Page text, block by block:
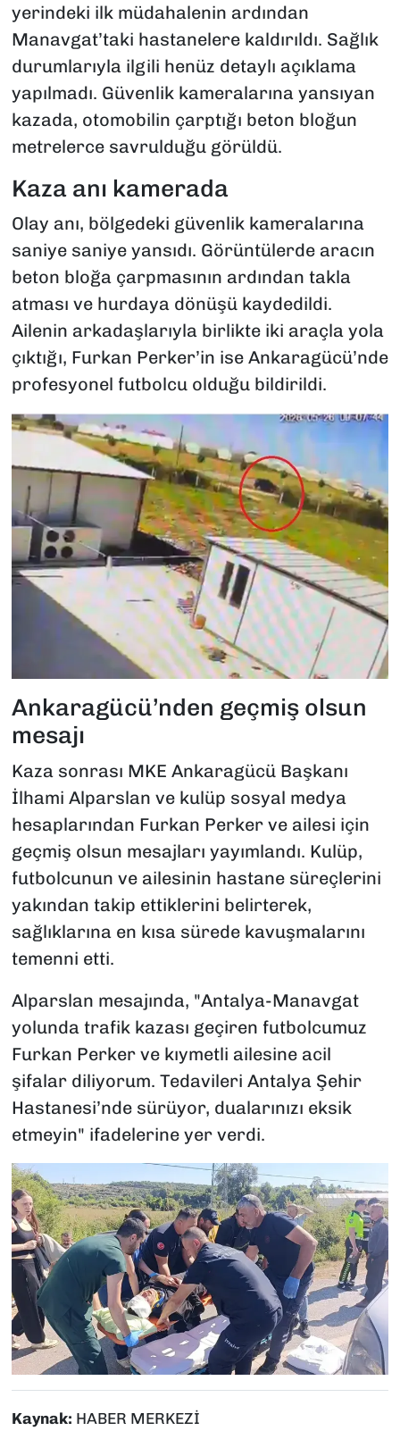
yerindeki ilk müdahalenin ardından
Manavgat’taki hastanelere kaldırıldı. Sağlık
durumlarıyla ilgili henüz detaylı açıklama
yapılmadı. Güvenlik kameralarına yansıyan
kazada, otomobilin çarptığı beton bloğun
metrelerce savrulduğu görüldü.
Kaza anı kamerada
Olay anı, bölgedeki güvenlik kameralarına
saniye saniye yansıdı. Görüntülerde aracın
beton bloğa çarpmasının ardından takla
atması ve hurdaya dönüşü kaydedildi.
Ailenin arkadaşlarıyla birlikte iki araçla yola
çıktığı, Furkan Perker’in ise Ankaragücü’nde
profesyonel futbolcu olduğu bildirildi.
Ankaragücü’nden geçmiş olsun
mesajı
Kaza sonrası MKE Ankaragücü Başkanı
İlhami Alparslan ve kulüp sosyal medya
hesaplarından Furkan Perker ve ailesi için
geçmiş olsun mesajları yayımlandı. Kulüp,
futbolcunun ve ailesinin hastane süreçlerini
yakından takip ettiklerini belirterek,
sağlıklarına en kısa sürede kavuşmalarını
temenni etti.
Alparslan mesajında, "Antalya-Manavgat
yolunda trafik kazası geçiren futbolcumuz
Furkan Perker ve kıymetli ailesine acil
şifalar diliyorum. Tedavileri Antalya Şehir
Hastanesi’nde sürüyor, dualarınızı eksik
etmeyin" ifadelerine yer verdi.
Kaynak: HABER MERKEZİ